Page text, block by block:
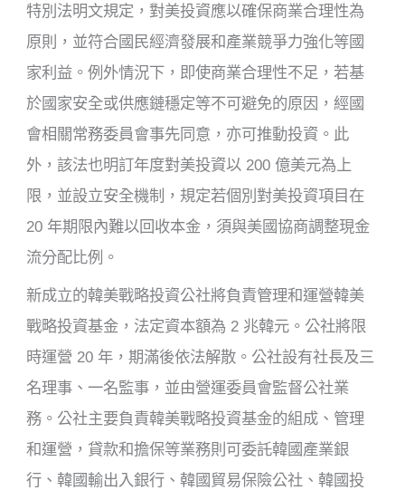
特別法明文規定，對美投資應以確保商業合理性為
原則，並符合國民經濟發展和產業競爭力強化等國
家利益。例外情況下，即使商業合理性不足，若基
於國家安全或供應鏈穩定等不可避免的原因，經國
會相關常務委員會事先同意，亦可推動投資。此
外，該法也明訂年度對美投資以 200 億美元為上
限，並設立安全機制，規定若個別對美投資項目在
20 年期限內難以回收本金，須與美國協商調整現金
流分配比例。
新成立的韓美戰略投資公社將負責管理和運營韓美
戰略投資基金，法定資本額為 2 兆韓元。公社將限
時運營 20 年，期滿後依法解散。公社設有社長及三
名理事、一名監事，並由營運委員會監督公社業
務。公社主要負責韓美戰略投資基金的組成、管理
和運營，貸款和擔保等業務則可委託韓國產業銀
行、韓國輸出入銀行、韓國貿易保險公社、韓國投